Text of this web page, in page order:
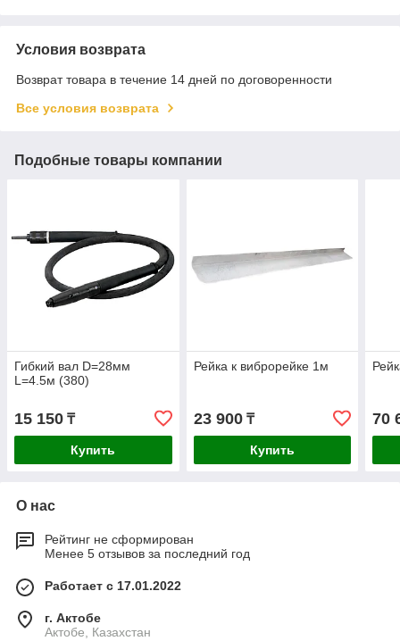
Условия возврата
Возврат товара в течение 14 дней по договоренности
Все условия возврата
Подобные товары компании
Гибкий вал D=28мм
L=4.5м (380)
15 150 ₸
Купить
Рейка к виброрейке 1м
23 900₸
Купить
70
О нас
Рейтинг не сформирован
Менее 5 отзывов за последний год
Работает с 17.01.2022
г. Актобе
Актобе, Казахстан